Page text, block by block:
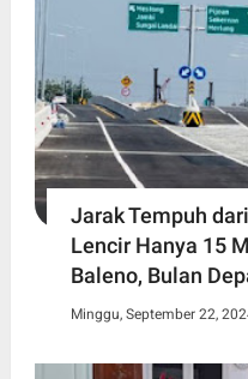
Jarak Tempuh
Lencir Hanya 15
Baleno, Bulan
Minggu, September 22,